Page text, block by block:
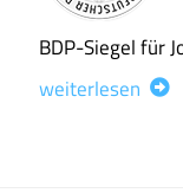
BDP-Siegel für
weiterlesen